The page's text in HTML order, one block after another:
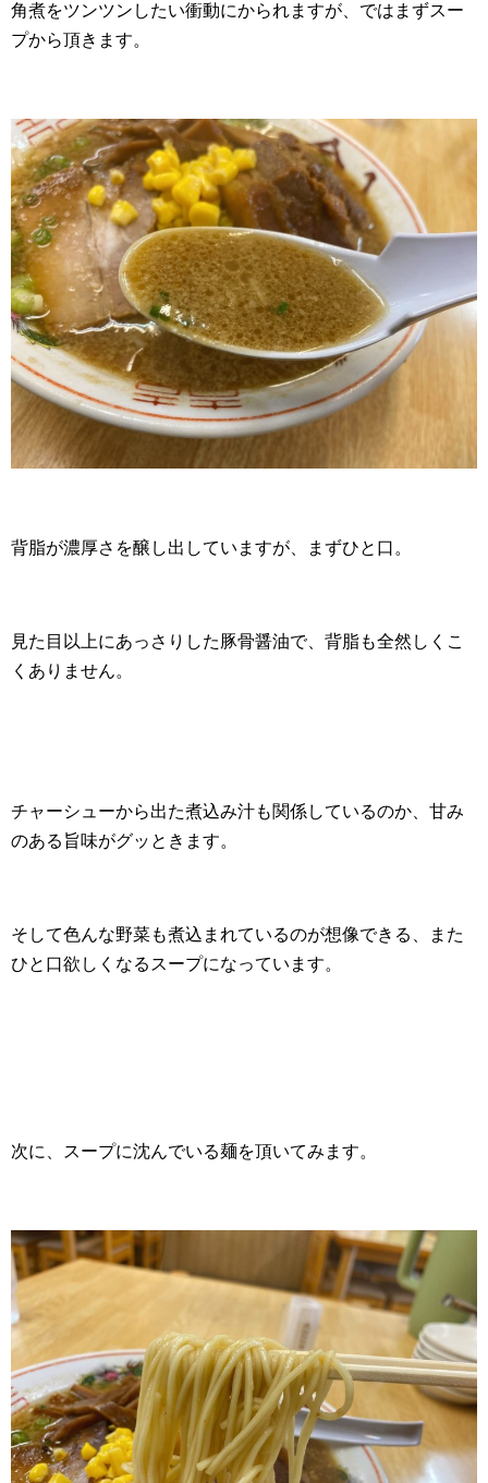
角煮をツンツンしたい衝動にかられますが、ではまずスー
プから頂きます。
背脂が濃厚さを醸し出していますが、まずひと口。
見た目以上にあっさりした豚骨醤油で、背脂も全然しくこ
くありません。
チャーシューから出た煮込み汁も関係しているのか、甘み
のある旨味がグッときます。
そして色んな野菜も煮込まれているのが想像できる、また
ひと口欲しくなるスープになっています。
次に、スープに沈んでいる麺を頂いてみます。